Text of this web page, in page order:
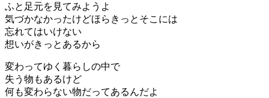
ふと足元を見てみようよ
気づかなかったけどほらきっとそこには
忘れてはいけない
想いがきっとあるから
変わってゆく暮らしの中で
失う物もあるけど
何も変わらない物だってあるんだよ